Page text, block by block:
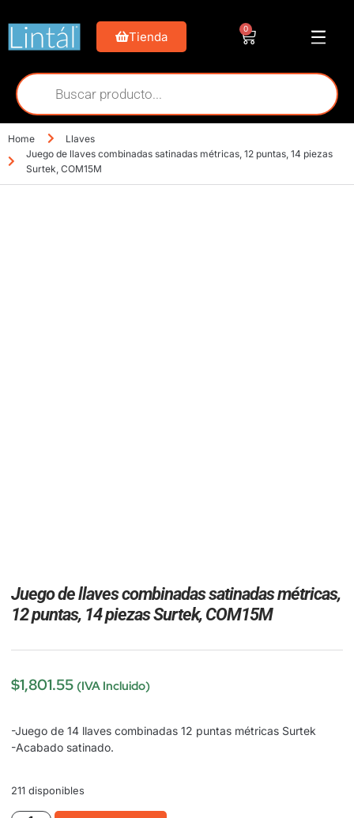
Tienda
0
Home
Llaves
Juego de llaves combinadas satinadas métricas, 12 puntas, 14 piezas
Surtek, COM15M
Juego de llaves combinadas satinadas métricas,
12 puntas, 14 piezas Surtek, COM15M
$1,801.55 (IVA Incluido)
-Juego de 14 llaves combinadas 12 puntas métricas Surtek
-Acabado satinado.
211 disponibles